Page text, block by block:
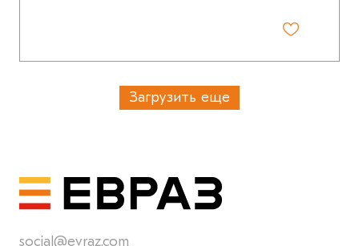
Загрузить еще
social@evraz.com